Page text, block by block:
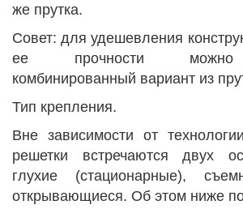
же прутка.
Совет: для удешевления
ее прочности можно
комбинированный вариант из
Тип крепления.
Вне зависимости от
решетки встречаются двух
глухие (стационарные),
открывающиеся. Об этом ниже